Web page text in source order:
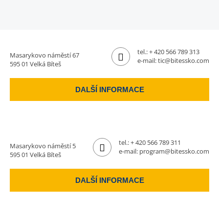
Masarykovo náměstí 67
595 01 Velká Bíteš
tel.:+ 420 566 789 313
e-mail:tic@bitessko.com
DALŠÍ INFORMACE
Masarykovo náměstí 5
595 01 Velká Bíteš
tel.:+ 420 566 789 311
e-mail: program@bitessko.com
DALŠÍ INFORMACE